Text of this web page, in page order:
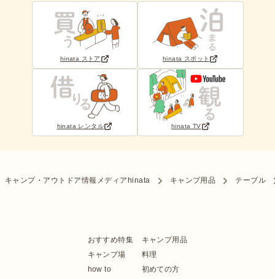
hinata ストア hinata スポット
hinata レンタル hinata TV
キャンプ・アウトドア情報メディアhinata キャンプ用品 テーブル
おすすめ特集
キャンプ用品
キャンプ場
料理
how to
初めての方